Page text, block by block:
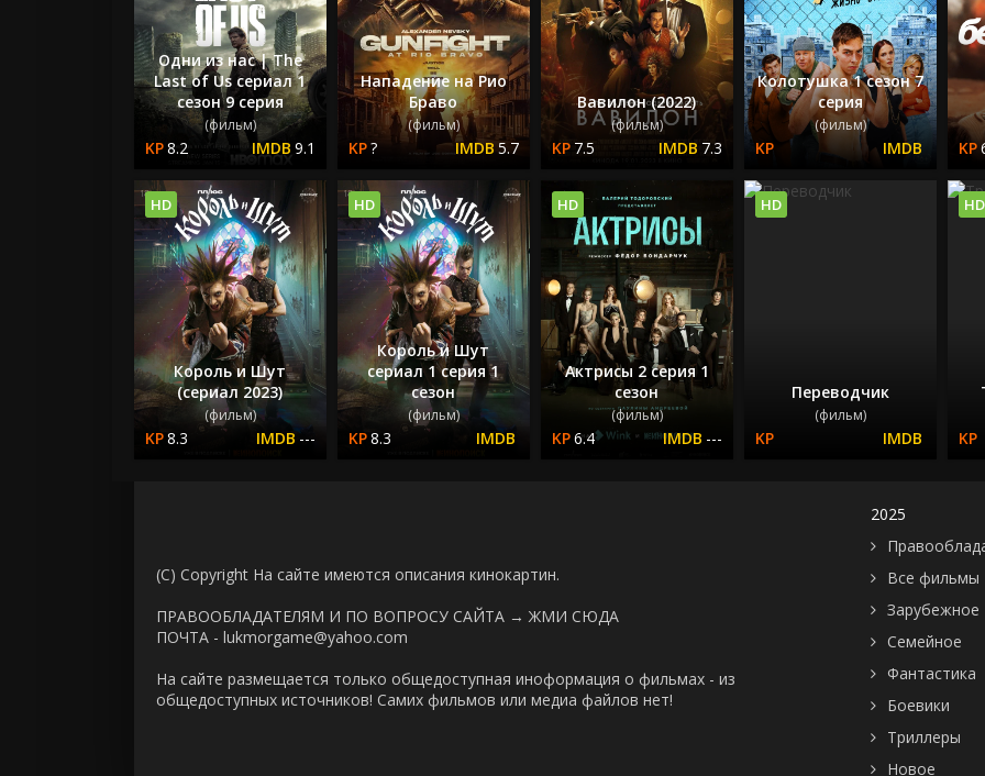
Одни из нас | The
Last of Us сериал 1
сезон 9 серия
(фильм)
8.2 9.1
Нападение на Рио
Браво
(фильм)
? 5.7
Вавилон (2022)
(фильм)
7.5 7.3
Колотушка 1 сезон 7
серия
(фильм)
Король и Шут
(сериал 2023)
(фильм)
8.3 ---
HD
Король и Шут
сериал 1 серия 1
сезон
(фильм)
8.3
HD
Актрисы 2 серия 1
сезон
(фильм)
6.4 ---
HD
Переводчик
(фильм)
HD HD
(C) Copyright На сайте имеются описания кинокартин.
ПРАВООБЛАДАТЕЛЯМ И ПО ВОПРОСУ САЙТА → ЖМИ СЮДА
ПОЧТА - lukmorgame@yahoo.com
На сайте размещается только общедоступная иноформация о фильмах - из
общедоступных источников! Самих фильмов или медиа файлов нет!
2025
Все фильмы
Зарубежное
Семейное
Фантастика
Боевики
Триллеры
Новое